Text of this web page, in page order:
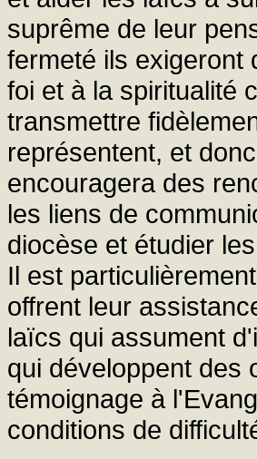
suprême de leur
fermeté ils exigeront
foi et à la spiritualité
transmettre
représentent, et
encouragera des
les liens de
diocèse et étudier
Il est
offrent leur
laïcs qui assument
qui développent des
témoignage à
conditions de